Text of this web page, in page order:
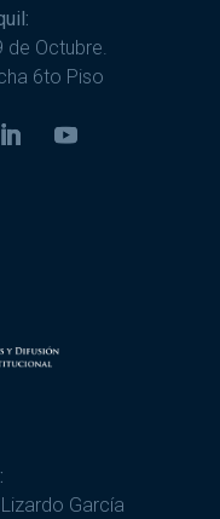
de Octubre.
6to Piso
García